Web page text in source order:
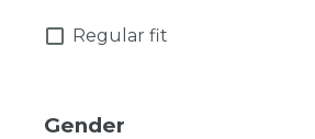
Regular fit
Gender